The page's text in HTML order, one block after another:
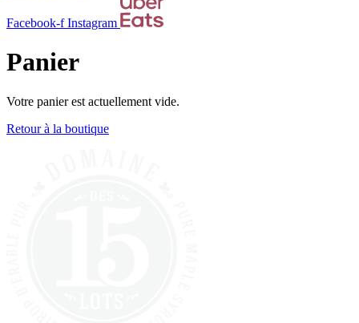
Facebook-f Instagram
Panier
Votre panier est actuellement vide.
Retour à la boutique